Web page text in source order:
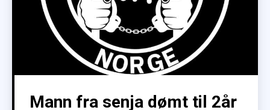
Mann fra senja dømt til 2år